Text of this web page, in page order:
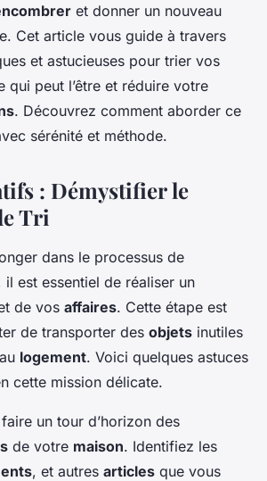
et donner un nouveau
Cet article vous guide à travers
et astucieuses pour trier vos
qui peut l’être et réduire votre
. Découvrez comment aborder ce
sérénité et méthode.
: Démystifier le
Tri
dans le processus de
il est essentiel de réaliser un
de vos affaires. Cette étape est
de transporter des objets inutiles
logement. Voici quelques astuces
cette mission délicate.
un tour d’horizon des
de votre maison. Identifiez les
, et autres articles que vous